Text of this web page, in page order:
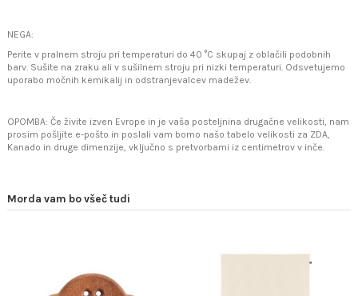
NEGA:
Perite v pralnem stroju pri temperaturi do 40 °C skupaj z oblačili podobnih
barv. Sušite na zraku ali v sušilnem stroju pri nizki temperaturi. Odsvetujemo
uporabo močnih kemikalij in odstranjevalcev madežev.
OPOMBA: Če živite izven Evrope in je vaša posteljnina drugačne velikosti, nam
prosim pošljite e-pošto in poslali vam bomo našo tabelo velikosti za ZDA,
Kanado in druge dimenzije, vključno s pretvorbami iz centimetrov v inče.
Morda vam bo všeč tudi